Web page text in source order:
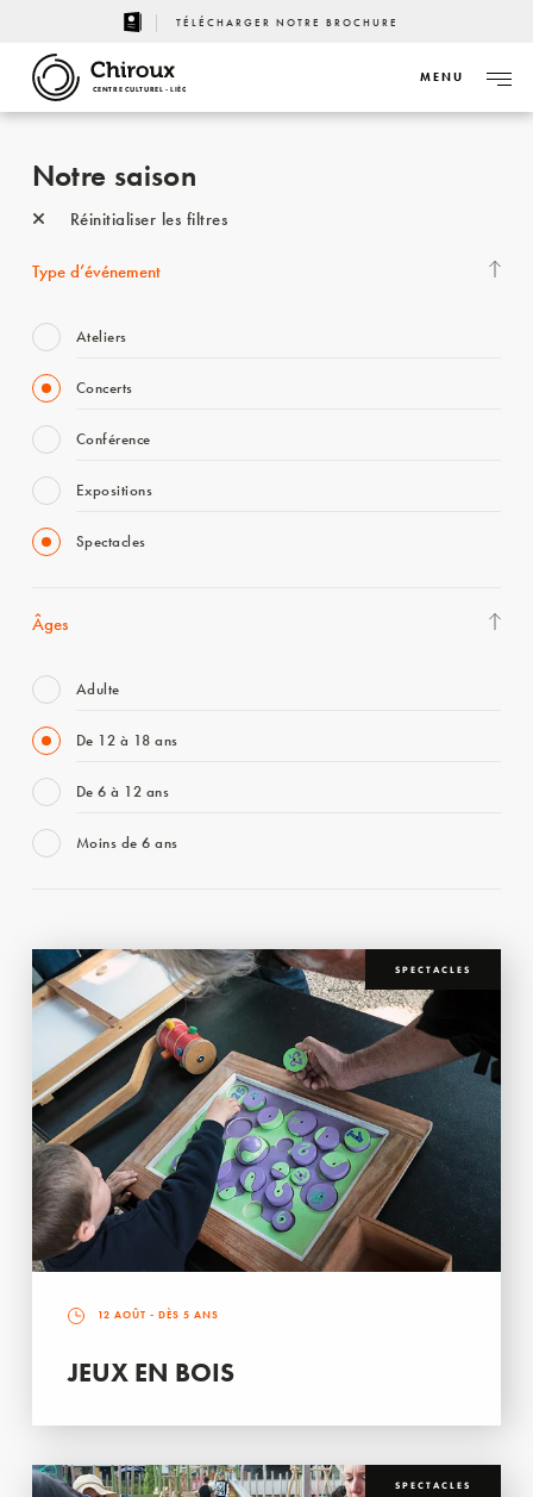
TÉLÉCHARGER NOTRE BROCHURE
CENTRE CULTUREL - LIÈGE
MENU
Notre saison
Réinitialiser les filtres
Type d’événement
Ateliers
Concerts
Conférence
Expositions
Spectacles
Âges
Adulte
De 12 à 18 ans
De 6 à 12 ans
Moins de 6 ans
SPECTACLES
12 AOÛT - DÈS 5 ANS
JEUX EN BOIS
SPECTACLES